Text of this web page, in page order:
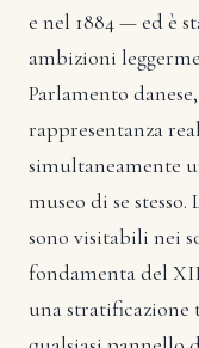
e nel 1884 — ed è
ambizioni
Parlamento
rappresentanza
simultaneamente
museo di se
sono visitabili nei
fondamenta del
una stratificazione